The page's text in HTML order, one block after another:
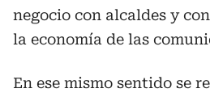
negocio con alcaldes y
la economía de las
En ese mismo sentido se